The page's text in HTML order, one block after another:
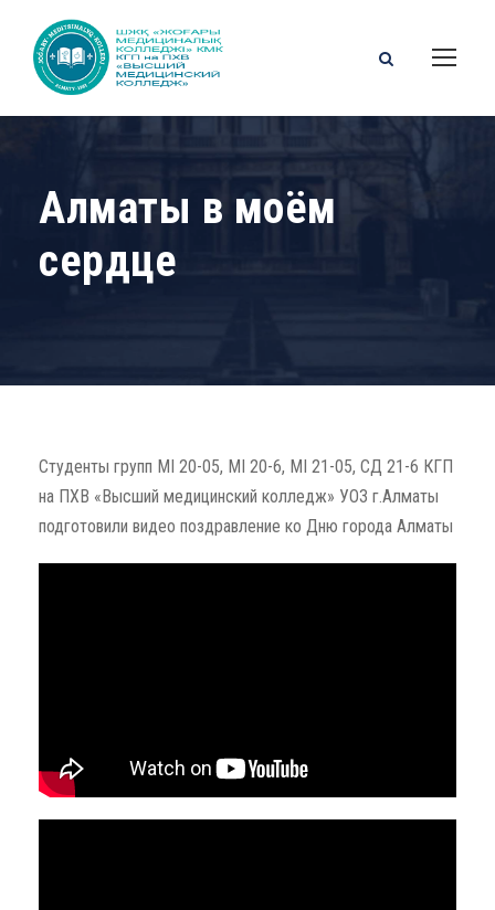
Алматы в моём
сердце
Студенты групп МІ 20-05, МІ 20-6, МІ 21-05, СД 21-6 КГП
на ПХВ «Высший медицинский колледж» УОЗ г.Алматы
подготовили видео поздравление ко Дню города Алматы